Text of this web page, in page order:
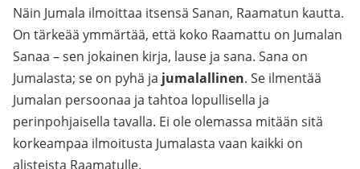
Näin Jumala ilmoittaa itsensä Sanan, Raamatun kautta.
On tärkeää ymmärtää, että koko Raamattu on Jumalan
Sanaa – sen jokainen kirja, lause ja sana. Sana on
Jumalasta; se on pyhä ja jumalallinen. Se ilmentää
Jumalan persoonaa ja tahtoa lopullisella ja
perinpohjaisella tavalla. Ei ole olemassa mitään sitä
korkeampaa ilmoitusta Jumalasta vaan kaikki on
alisteista Raamatulle.